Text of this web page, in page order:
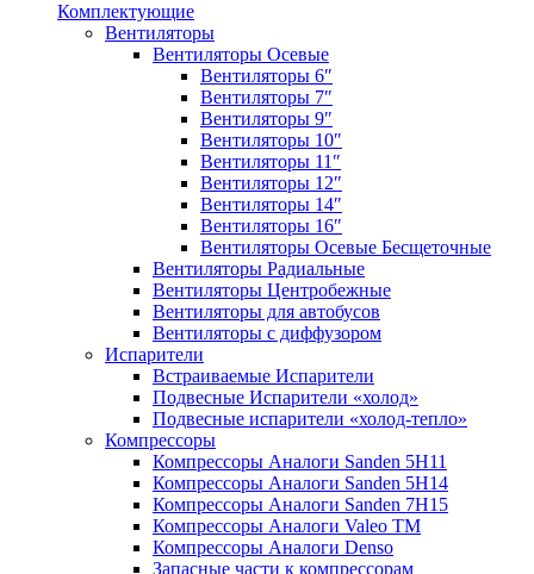
Комплектующие
Вентиляторы
Вентиляторы Осевые
Вентиляторы 6″
Вентиляторы 7″
Вентиляторы 9″
Вентиляторы 10″
Вентиляторы 11″
Вентиляторы 12″
Вентиляторы 14″
Вентиляторы 16″
Вентиляторы Осевые Бесщеточные
Вентиляторы Радиальные
Вентиляторы Центробежные
Вентиляторы для автобусов
Вентиляторы с диффузором
Испарители
Встраиваемые Испарители
Подвесные Испарители «холод»
Подвесные испарители «холод-тепло»
Компрессоры
Компрессоры Аналоги Sanden 5H11
Компрессоры Аналоги Sanden 5H14
Компрессоры Аналоги Sanden 7H15
Компрессоры Аналоги Valeo ТМ
Компрессоры Аналоги Denso
Запасные части к компрессорам